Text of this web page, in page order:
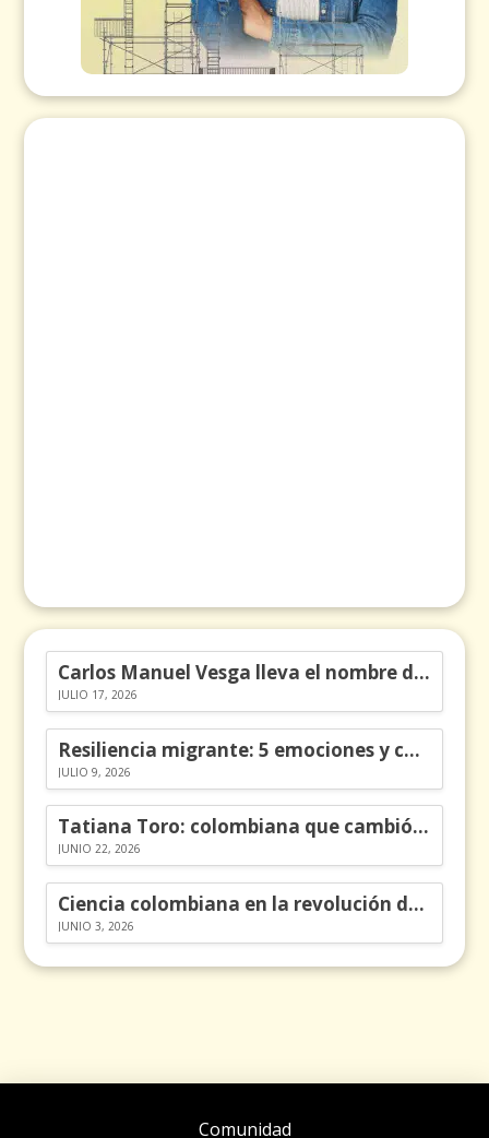
Carlos Manuel Vesga lleva el nombre de Colombia a los Emmy
JULIO 17, 2026
Resiliencia migrante: 5 emociones y cómo gestionarlas
JULIO 9, 2026
Tatiana Toro: colombiana que cambió la historia de las matemáticas
JUNIO 22, 2026
Ciencia colombiana en la revolución de los órganos en chips
JUNIO 3, 2026
Comunidad